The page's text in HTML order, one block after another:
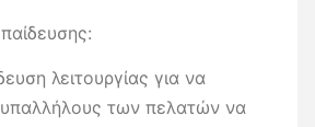
λειτουργίας για να
των πελατών να